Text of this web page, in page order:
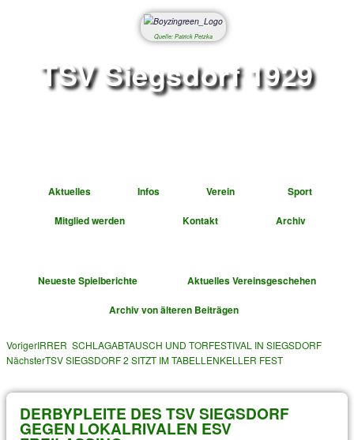
Quelle: Patrick Petzka
TSV Siegsdorf
Mitglied werden Kontakt
Neueste Spielberichte Aktuelles
Archiv von älteren Beiträgen
VorigerIRRER SCHLAGABTAUSCH UND TORFESTIVAL IN